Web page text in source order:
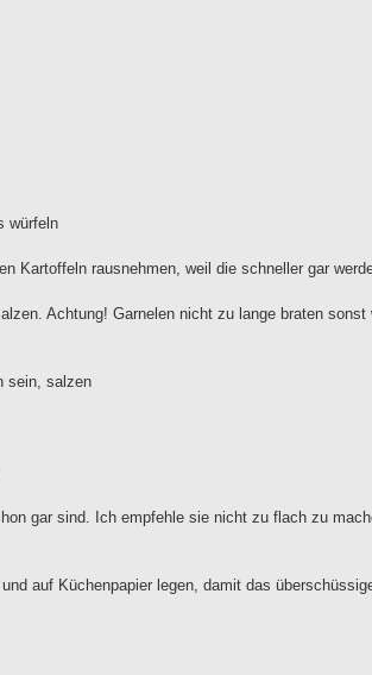
würfeln
Kartoffeln rausnehmen, weil die schneller gar
Achtung! Garnelen nicht zu lange braten sonst
sein, salzen
gar sind. Ich empfehle sie nicht zu flach zu
auf Küchenpapier legen, damit das